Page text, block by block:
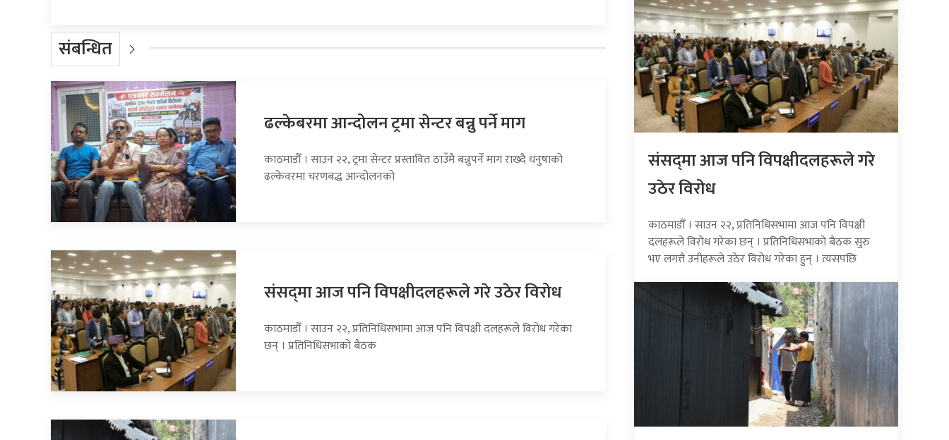
संबन्धित
ढल्केबरमा आन्दोलन ट्रमा सेन्टर बन्नु पर्ने माग
काठमाडौँ । साउन २२, ट्रमा सेन्टर प्रस्तावित ठाउँमै बन्नुपर्ने माग राख्दै धनुषाको
ढल्केवरमा चरणबद्ध आन्दोलनको
संसद्‍मा आज पनि विपक्षीदलहरूले गरे उठेर विरोध
काठमाडौँ । साउन २२, प्रतिनिधिसभामा आज पनि विपक्षी दलहरूले विरोध गरेका
छन् । प्रतिनिधिसभाको बैठक
संसद्‍मा आज पनि विपक्षीदलहरूले गरे
उठेर विरोध
काठमाडौँ । साउन २२, प्रतिनिधिसभामा आज पनि विपक्षी
दलहरूले विरोध गरेका छन् । प्रतिनिधिसभाको बैठक सुरु
भए लगत्तै उनीहरूले उठेर विरोध गरेका हुन् । त्यसपछि